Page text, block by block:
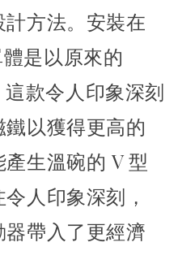
方法。 安裝在
是以原來的
這款令人印象深刻
以獲得更高的
產生溫碗的 V 型
人印象深刻，
帶入了更經濟